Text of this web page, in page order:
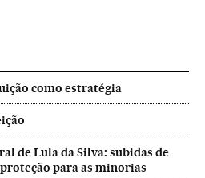
como estratégia
de Lula da Silva: subidas de
para as minorias